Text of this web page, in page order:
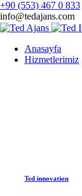
+90 (553) 467 0 833
info@tedajans.com
Anasayfa
Hizmetlerimiz
Ted innovation